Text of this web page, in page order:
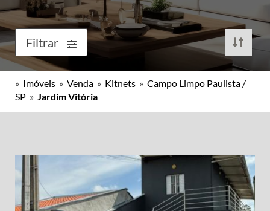
Filtrar
» Imóveis » Venda » Kitnets » Campo Limpo Paulista /
SP » Jardim Vitória